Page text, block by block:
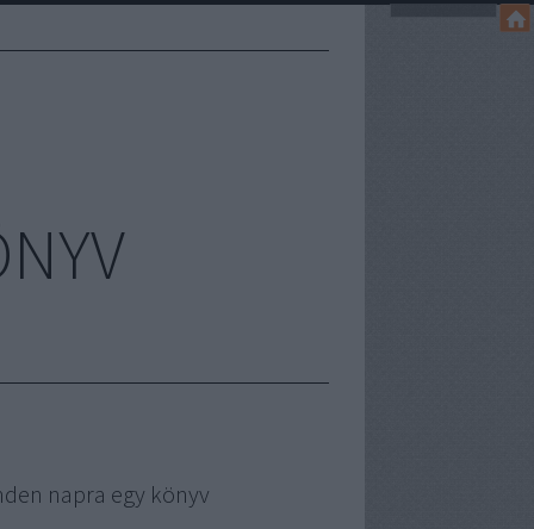
napra egy könyv